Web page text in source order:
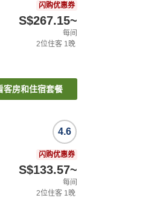
闪购优惠券
S$267.15~
每间
2位住客 1晚
客房和住宿套餐
4.6
闪购优惠券
S$133.57~
每间
2位住客 1晚